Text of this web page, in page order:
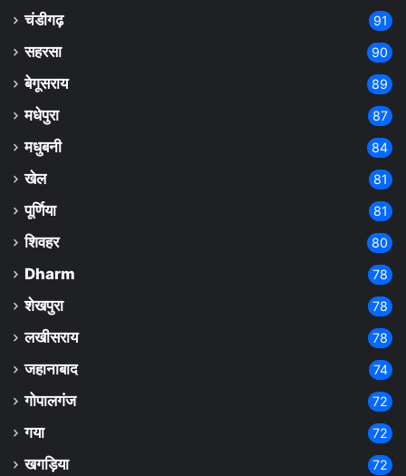
चंडीगढ़ 91
सहरसा 90
बेगूसराय 89
मधेपुरा 87
मधुबनी 84
खेल 81
पूर्णिया 81
शिवहर 80
Dharm 78
शेखपुरा 78
लखीसराय 78
जहानाबाद 74
गोपालगंज 72
गया 72
खगड़िया 72